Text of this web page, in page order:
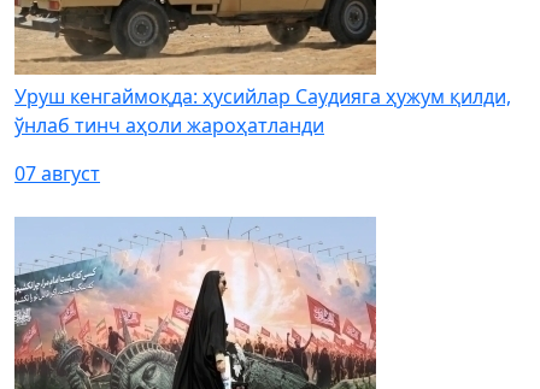
Уруш кенгаймоқда: ҳусийлар Саудияга ҳужум қилди,
ўнлаб тинч аҳоли жароҳатланди
07 август